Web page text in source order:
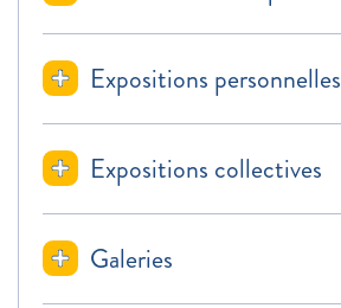
Expositions personnelles
Expositions collectives
Galeries